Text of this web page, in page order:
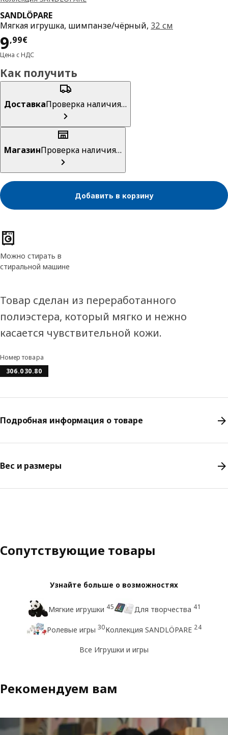
SANDLÖPARE
Мягкая игрушка, шимпанзе/чёрный, 32 см
9,99€
Цена 9,99€
Цена с НДС
Как получить
ДоставкаПроверка наличия…
МагазинПроверка наличия…
Добавить в корзину
Характеристики товара
Можно стирать в
стиральной машине
Товар сделан из переработанного
полиэстера, который мягко и нежно
касается чувствительной кожи.
Номер товара
306.030.80
Подробная информация о товаре
Вес и размеры
Сопутствующие товары
Узнайте больше о возможностях
Мягкие игрушки 45 Для творчества 41
Ролевые игры 30Коллекция SANDLÖPARE 24
Все Игрушки и игры
Рекомендуем вам